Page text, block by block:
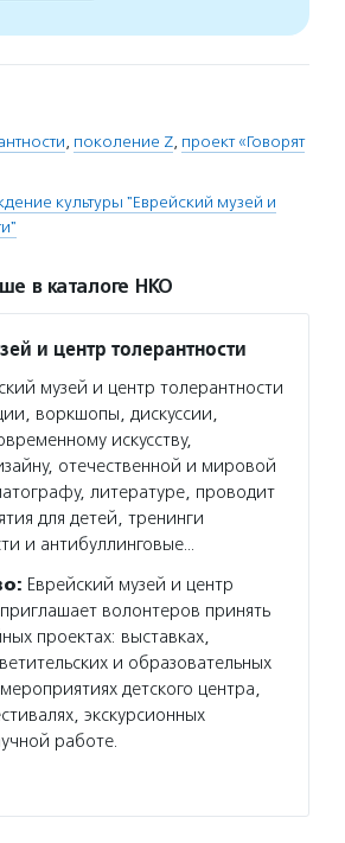
, поколение Z, проект «Говорят
культуры "Еврейский музей и
в каталоге НКО
и центр толерантности
музей и центр толерантности
воркшопы, дискуссии,
искусству,
отечественной и мировой
литературе, проводит
для детей, тренинги
и антибуллинговые…
Еврейский музей и центр
волонтеров принять
проектах: выставках,
и образовательных
детского центра,
экскурсионных
работе.